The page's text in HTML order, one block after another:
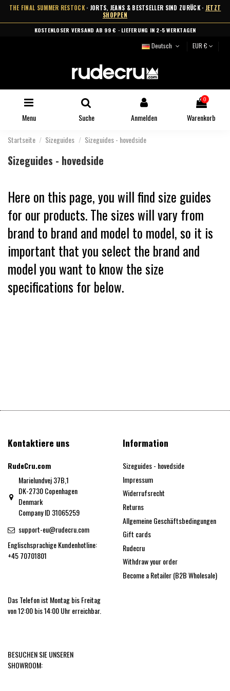
THE FINAL SUMMER RESTOCK· JORTS, JEANS & BESTSELLER SIND ZURÜCK · JETZT
SHOPPEN
KOSTENLOSER VERSAND AB 99 € · LIEFERUNG IN 2-5 WERKTAGEN
Deutsch EUR €
Menu Suche Anmelden
0
Warenkorb
Startseite Sizeguides Sizeguides - hovedside
Sizeguides - hovedside
Here on this page, you will find size guides
for our products. The sizes will vary from
brand to brand and model to model, so it is
important that you select the brand and
model you want to know the size
specifications for below.
Kontaktiere uns
RudeCru.com
Marielundvej 37B,1
DK-2730 Copenhagen
Denmark
Company ID 31065259
support-eu@rudecru.com
Englischsprachige Kundenhotline:
+45 70701801
Das Telefon ist Montag bis Freitag
von 12:00 bis 14:00 Uhr erreichbar.
BESUCHEN SIE UNSEREN
SHOWROOM:
Information
Sizeguides - hovedside
Impressum
Widerrufsrecht
Returns
Allgemeine Geschäftsbedingungen
Gift cards
Rudecru
Withdraw your order
Become a Retailer (B2B Wholesale)